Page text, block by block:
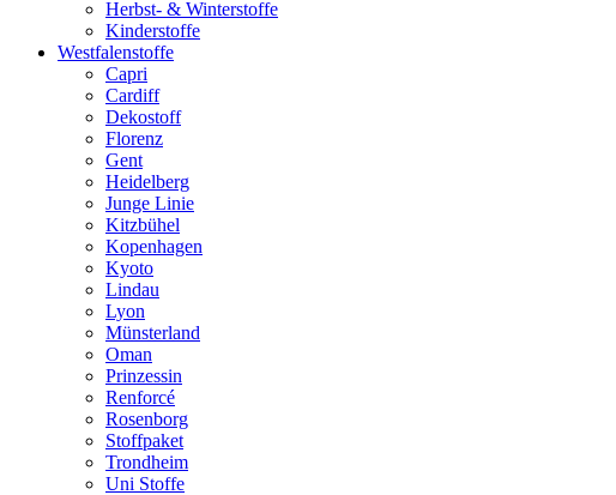
Herbst- & Winterstoffe
Kinderstoffe
Westfalenstoffe
Capri
Cardiff
Dekostoff
Florenz
Gent
Heidelberg
Junge Linie
Kitzbühel
Kopenhagen
Kyoto
Lindau
Lyon
Münsterland
Oman
Prinzessin
Renforcé
Rosenborg
Stoffpaket
Trondheim
Uni Stoffe